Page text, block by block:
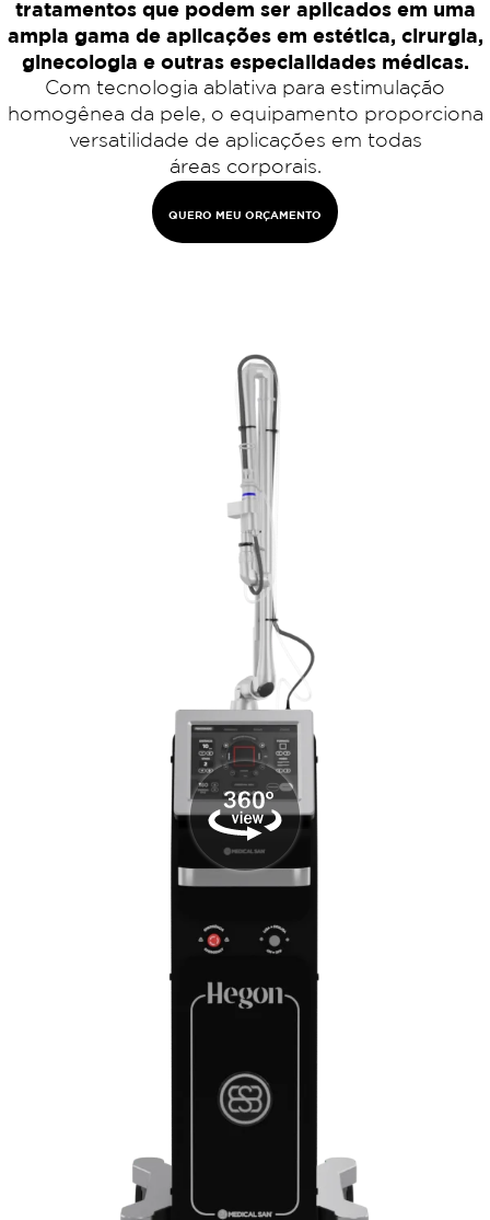
tratamentos que podem ser aplicados em uma
ampla gama de aplicações em estética, cirurgia,
ginecologia e outras especialidades médicas.
Com tecnologia ablativa para estimulação
homogênea da pele, o equipamento proporciona
versatilidade de aplicações em todas
áreas corporais.
QUERO MEU ORÇAMENTO